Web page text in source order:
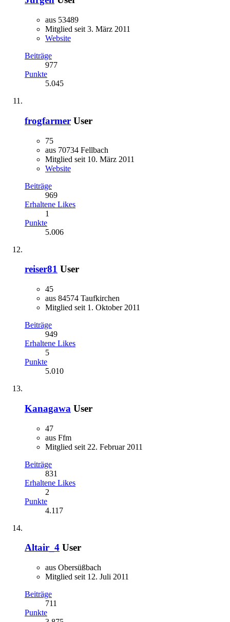
aus 53489
Mitglied seit 3. März 2011
Website
Beiträge
977
Punkte
5.045
frogfarmer User
75
aus 70734 Fellbach
Mitglied seit 10. März 2011
Website
Beiträge
969
Erhaltene Likes
1
Punkte
5.006
reiser81 User
45
aus 84574 Taufkirchen
Mitglied seit 1. Oktober 2011
Beiträge
949
Erhaltene Likes
5
Punkte
5.010
Kanagawa User
47
aus Ffm
Mitglied seit 22. Februar 2011
Beiträge
831
Erhaltene Likes
2
Punkte
4.117
Altair_4 User
aus Obersüßbach
Mitglied seit 12. Juli 2011
Beiträge
711
Punkte